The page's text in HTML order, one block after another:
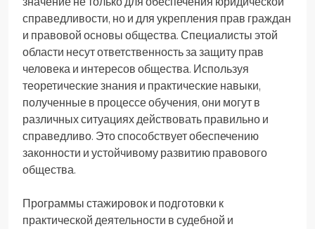
справедливости, но и для укрепления прав граждан
и правовой основы общества. Специалисты этой
области несут ответственность за защиту прав
человека и интересов общества. Используя
теоретические знания и практические навыки,
полученные в процессе обучения, они могут в
различных ситуациях действовать правильно и
справедливо. Это способствует обеспечению
законности и устойчивому развитию правового
общества.
Программы стажировок и подготовки к
практической деятельности в судебной и